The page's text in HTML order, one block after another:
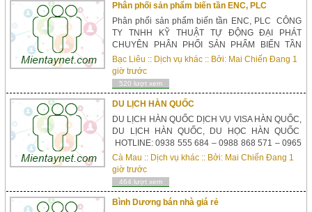
Phân phối sản phẩm biến tần ENC, PLC
Phân phối sản phẩm biến tần ENC, PLC CÔNG
TY TNHH KỸ THUẬT TỰ ĐỘNG ĐẠI PHÁT
CHUYÊN PHÂN PHỐI SẢN PHẨM BIẾN TẦN
ENC,
PLC HOTLINE: 0907236168 - 0907236168...
Bạc Liêu :: Dịch vụ khác :: Bởi: Mai Chiến Đang 1
giờ trước
520 lượt xem
DU LỊCH HÀN QUỐC
DU LỊCH HÀN QUỐC DỊCH VỤ VISA HÀN QUỐC,
DU LỊCH HÀN QUỐC, DU HỌC HÀN QUỐC
HOTLINE: 0938 555 684 – 0988 868 571 – 0965
825 667...
Cà Mau :: Dịch vụ khác :: Bởi: Mai Chiến Đang 1
giờ trước
464 lượt xem
Bình Dương bán nhà giá rẻ